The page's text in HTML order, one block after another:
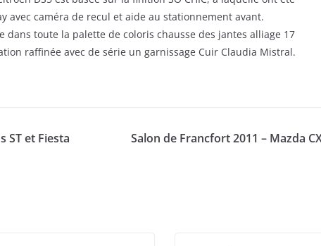
avec caméra de recul et aide au stationnement avant.
toute la palette de coloris chausse des jantes alliage 17
raffinée avec de série un garnissage Cuir Claudia Mistral.
ST et Fiesta
Salon de Francfort 2011 – Mazda